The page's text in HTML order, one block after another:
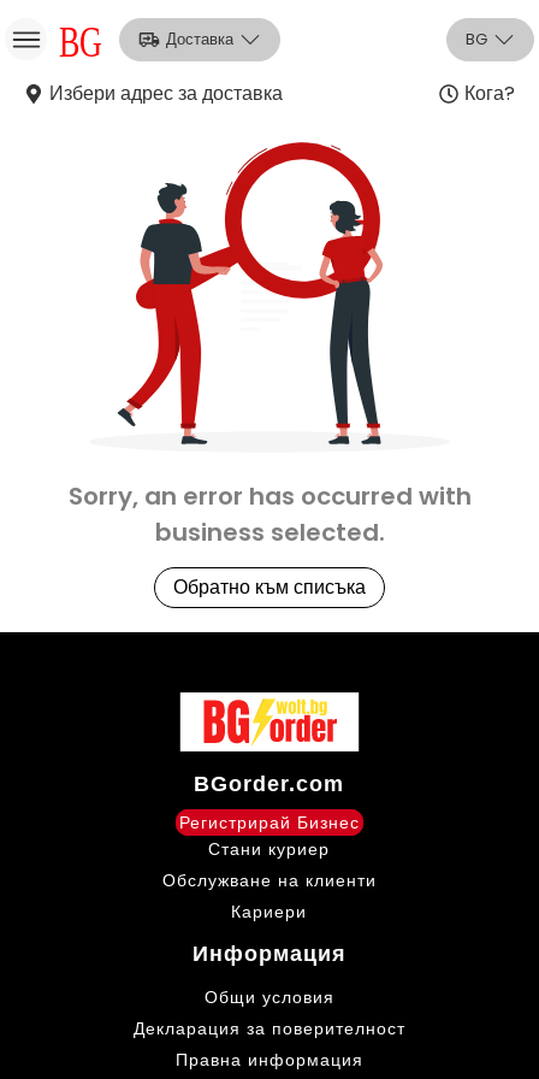
НО
Регистрация
Доставка BG
Избери адрес за доставка Кога?
Sorry, an error has occurred with
business selected.
Обратно към списъка
BGorder.com
Регистрирай Бизнес
Стани куриер
Обслужване на клиенти
Кариери
Информация
Общи условия
Декларация за поверителност
Правна информация